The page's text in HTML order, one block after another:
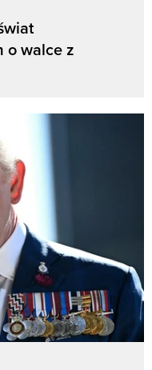
o walce z